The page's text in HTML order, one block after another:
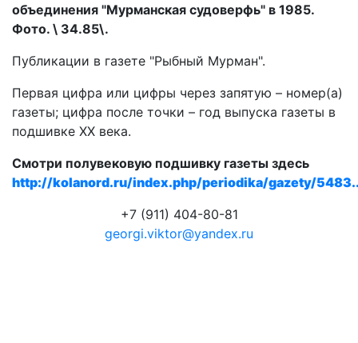
объединения "Мурманская судоверфь" в 1985.
Фото. \ 34.85\.
Публикации в газете "Рыбный Мурман".
Первая цифра или цифры через запятую – номер(а)
газеты; цифра после точки – год выпуска газеты в
подшивке ХХ века.
Смотри полувековую подшивку газеты здесь
http://kolanord.ru/index.php/periodika/gazety/
+7 (911) 404-80-81
georgi.viktor@yandex.ru